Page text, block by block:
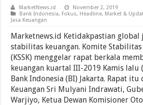
MarketNews.id
November 2, 2019
Bank Indonesia, Fokus, Headline, Market &
Jasa Keuangan
Marketnews.id Ketidakpastian global
stabilitas keuangan. Komite Stabilitas
(KSSK) menggelar rapat berkala
keuangan kuartal III-2019 Kamis lalu
Bank Indonesia (BI) Jakarta. Rapat
Keuangan Sri Mulyani Indrawati,
Warjiyo, Ketua Dewan Komisioner